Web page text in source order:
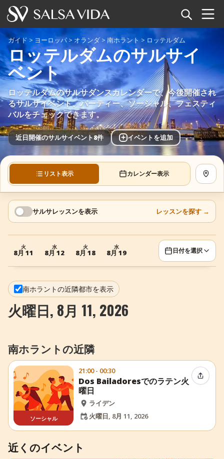
ホーム
イベント
ニュース
記事
動画
サルサ用語集
ショップ
TuneTempo
+ イベントを追加
ガイド > ヨーロッパ > オランダ > 南ホラント> ロッテルダム
ロッテルダムのサルサイ
ベント
ロッテルダムのサルサダンスカレンダーで、今後開催され
るサルサイベント、パーティー、ソーシャル、フェスティ
バルをチェックできます。
近日開催のサルサイベント8件 + イベントを追加
リスト表示 カレンダー表示 地図
サルサレッスンを表示 レッスンを探す →
火
8月 11
水
8月 12
火
8月 18
水
8月 19 日付を選択
南ホラントの近隣都市を表示
火曜日, 8月 11, 2026
南ホラントの近隣
ソーシャル
21:00 - 00:30
Dos Bailadoresでのラテン火
曜日
ライデン
火曜日, 8月 11, 2026
イベン
近くのイベント